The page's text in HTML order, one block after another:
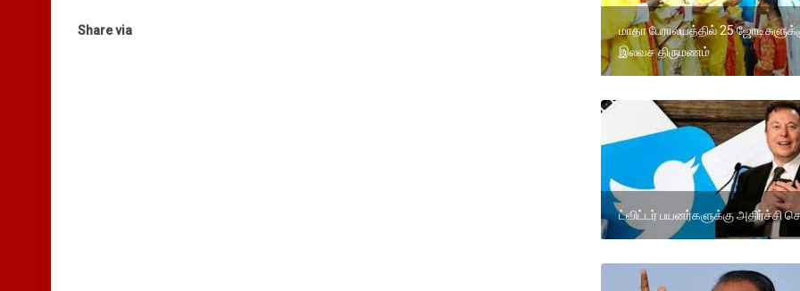
Share via
மாதா பேராலயத்தில் 25
இலவச திருமணம்
ட்விட்டர் பயனர்களுக்கு அதிர்ச்சி